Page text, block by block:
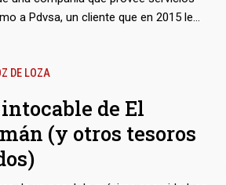
a Pdvsa, un cliente que en 2015 le
mercantiles, conservó una
en las Islas Caimán. Así no
Venezuela chavista, sino también con
ruso, Vladimir Putin. Sobre
sanciones económicas de
DE LOZA
de El
(y otros tesoros